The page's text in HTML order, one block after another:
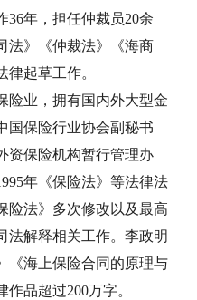
36年，担任仲裁员20余
法》《仲裁法》《海商
起草工作。
险业，拥有国内外大型金
国保险行业协会副秘书
资保险机构暂行管理办
年《保险法》等法律法
险法》多次修改以及最高
法解释相关工作。李政明
《海上保险合同的原理与
作品超过200万字。